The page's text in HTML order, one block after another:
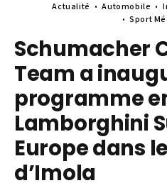
Actualité Automobile
Sport
Schumacher
Team a
programme
Lamborghini
Europe dans
d’Imola